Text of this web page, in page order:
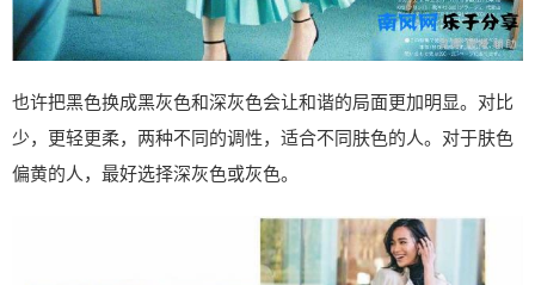
也许把黑色换成黑灰色和深灰色会让和谐的局面更加明显。对比
少，更轻更柔，两种不同的调性，适合不同肤色的人。对于肤色
偏黄的人，最好选择深灰色或灰色。